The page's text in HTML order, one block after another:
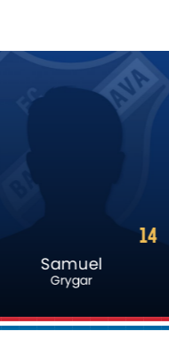
14
Samuel
Grygar